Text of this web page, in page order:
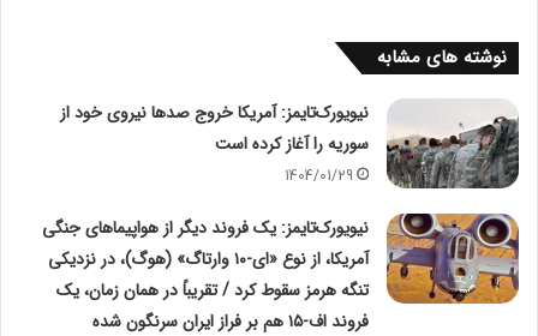
نوشته های مشابه
نیویورک‌تایمز: آمریکا خروج صدها نیروی خود از
سوریه را آغاز کرده است
1404/01/29
نیویورک‌تایمز: یک فروند دیگر از هواپیما‌های جنگی
آمریکا، از نوع «ای-۱۰ وارتاگ» (هوگ)، در نزدیکی
تنگه هرمز سقوط کرد / تقریباً در همان زمان، یک
فروند اف-۱۵ هم بر فراز ایران سرنگون شده